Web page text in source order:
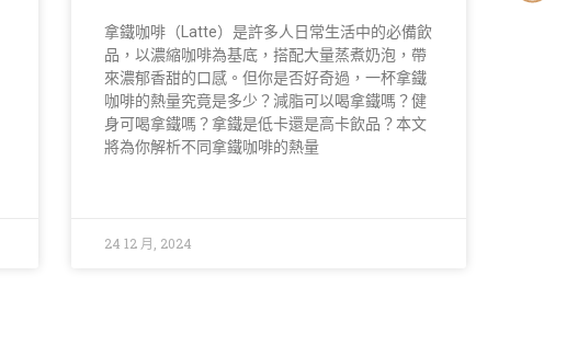
拿鐵咖啡（Latte）是許多人日常生活中的必備飲
品，以濃縮咖啡為基底，搭配大量蒸煮奶泡，帶
來濃郁香甜的口感。但你是否好奇過，一杯拿鐵
咖啡的熱量究竟是多少？減脂可以喝拿鐵嗎？健
身可喝拿鐵嗎？拿鐵是低卡還是高卡飲品？本文
將為你解析不同拿鐵咖啡的熱量
24 12 月, 2024